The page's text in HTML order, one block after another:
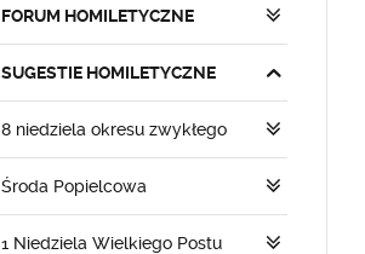
FORUM HOMILETYCZNE
SUGESTIE HOMILETYCZNE
8 niedziela okresu zwykłego
Środa Popielcowa
1 Niedziela Wielkiego Postu